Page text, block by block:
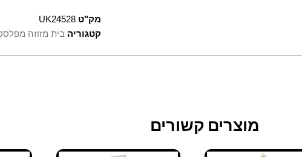
מק"ט UK24528
קטגוריה בית מזוזה
מוצרים קשורים